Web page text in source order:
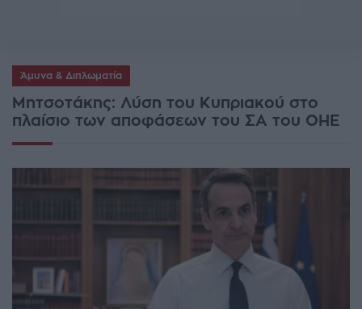
Άμυνα & Διπλωματία
Μητσοτάκης: Λύση του Κυπριακού στο
πλαίσιο των αποφάσεων του ΣΑ του ΟΗΕ